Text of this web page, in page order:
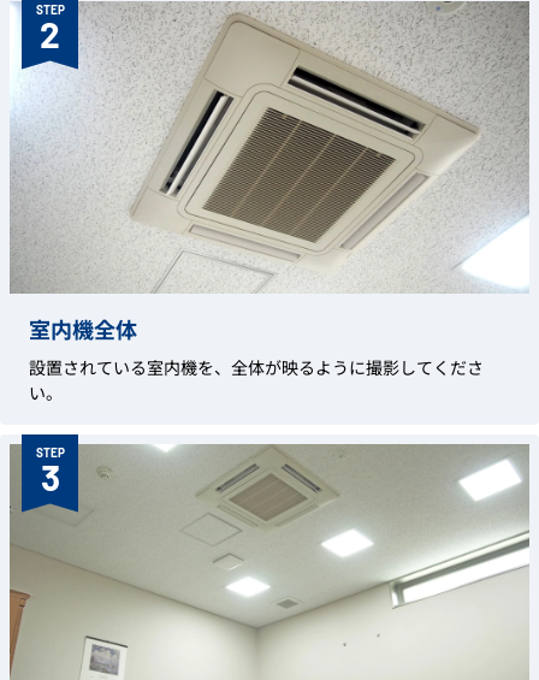
STEP
2
室内機全体
設置されている室内機を、全体が映るように撮影してくださ
い。
STEP
3